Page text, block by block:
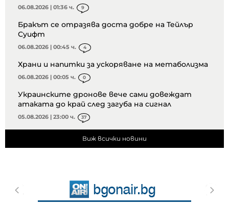
06.08.2026 | 01:36 ч. 9
Бракът се отразява доста добре на Тейлър
Суифт
06.08.2026 | 00:45 ч. 4
Храни и напитки за ускоряване на метаболизма
06.08.2026 | 00:05 ч. 0
Украинските дронове вече сами довеждат
атаката до край след загуба на сигнал
05.08.2026 | 23:00 ч. 37
Виж всички новини